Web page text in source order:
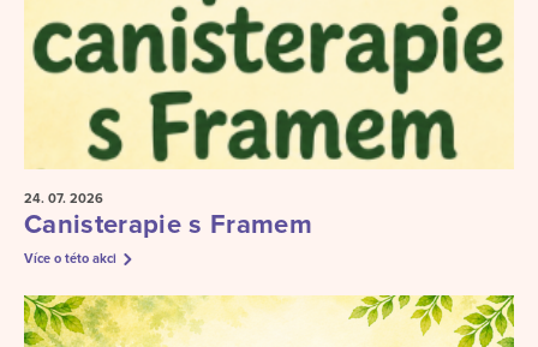
24. 07. 2026
Canisterapie s Framem
Více o této akci